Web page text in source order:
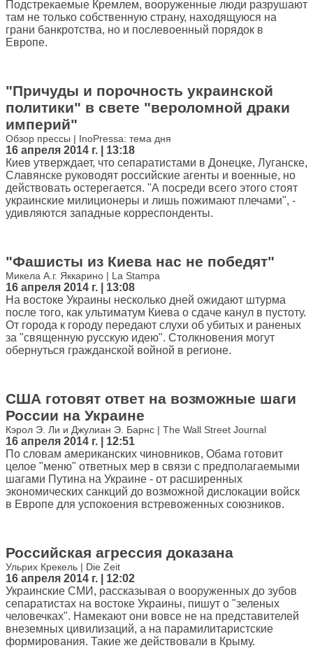
Подстрекаемые Кремлем, вооруженные люди разрушают
там не только собственную страну, находящуюся на
грани банкротства, но и послевоенный порядок в
Европе.
"Причуды и порочность украинской
политики" в свете "вероломной драки
империй"
Обзор прессы | InoPressa: тема дня
16 апреля 2014 г. | 13:18
Киев утверждает, что сепаратистами в Донецке, Луганске,
Славянске руководят российские агенты и военные, но
действовать остерегается. "А посреди всего этого стоят
украинские милиционеры и лишь пожимают плечами", -
удивляются западные корреспонденты.
"Фашисты из Киева нас не победят"
Микела А.г. Яккарино | La Stampa
16 апреля 2014 г. | 13:08
На востоке Украины несколько дней ожидают штурма
после того, как ультиматум Киева о сдаче канул в пустоту.
От города к городу передают слухи об убитых и раненых
за "священную русскую идею". Столкновения могут
обернуться гражданской войной в регионе.
США готовят ответ на возможные шаги
России на Украине
Кэрол Э. Ли и Джулиан Э. Барнс | The Wall Street Journal
16 апреля 2014 г. | 12:51
По словам американских чиновников, Обама готовит
целое "меню" ответных мер в связи с предполагаемыми
шагами Путина на Украине - от расширенных
экономических санкций до возможной дислокации войск
в Европе для успокоения встревоженных союзников.
Российская агрессия доказана
Ульрих Крекель | Die Zeit
16 апреля 2014 г. | 12:02
Украинские СМИ, рассказывая о вооруженных до зубов
сепаратистах на востоке Украины, пишут о "зеленых
человечках". Намекают они вовсе не на представителей
внеземных цивилизаций, а на парамилитаристские
формирования. Такие же действовали в Крыму.